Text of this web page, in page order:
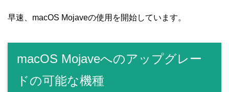
早速、macOS Mojaveの使用を開始しています。
macOS Mojaveへのアップグレー
ドの可能な機種